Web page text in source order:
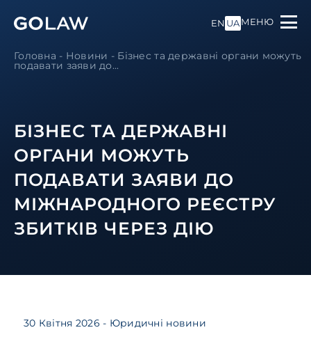
EN UAМЕНЮ
Головна - Новини - Бізнес та державні органи можуть
подавати заяви до...
БІЗНЕС ТА ДЕРЖАВНІ
ОРГАНИ МОЖУТЬ
ПОДАВАТИ ЗАЯВИ ДО
МІЖНАРОДНОГО РЕЄСТРУ
ЗБИТКІВ ЧЕРЕЗ ДІЮ
30 Квітня 2026 - Юридичні новини